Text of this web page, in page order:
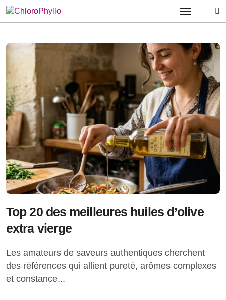
Passer
au
Top 20 des meilleures huiles d’olive
extra vierge
Les amateurs de saveurs authentiques cherchent
des références qui allient pureté, arômes complexes
et constance...